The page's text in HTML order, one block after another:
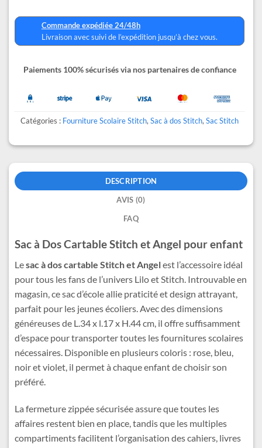
Commande expédiée 24/48h
Livraison avec suivi de l’expédition jusqu’à chez vous.
Paiements 100% sécurisés via nos partenaires de confiance
Catégories : Fourniture Scolaire Stitch, Sac à dos Stitch, Sac Stitch
DESCRIPTION
AVIS (0)
FAQ
Sac à Dos Cartable Stitch et Angel pour enfant
Lesac à dos cartable Stitch et Angelest l’accessoire idéal
pour tous les fans de l’univers Lilo et Stitch. Introuvable en
magasin, ce sac d’école allie praticité et design attrayant,
parfait pour les jeunes écoliers. Avec des dimensions
généreuses de L.34 x l.17 x H.44 cm, il offre suffisamment
d’espace pour transporter toutes les fournitures scolaires
nécessaires. Disponible en plusieurs coloris : rose, bleu,
noir et violet, il permet à chaque enfant de choisir son
préféré.
La fermeture zippée sécurisée assure que toutes les
affaires restent bien en place, tandis que les multiples
compartiments facilitent l’organisation des cahiers, livres